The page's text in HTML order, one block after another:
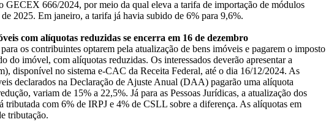
666/2024, por meio da qual eleva a tarifa de importação de módulos
2025. Em janeiro, a tarifa já havia subido de 6% para 9,6%.
com alíquotas reduzidas se encerra em 16 de dezembro
os contribuintes optarem pela atualização de bens imóveis e pagarem o imposto
do imóvel, com alíquotas reduzidas. Os interessados deverão apresentar a
disponível no sistema e-CAC da Receita Federal, até o dia 16/12/2024. As
declarados na Declaração de Ajuste Anual (DAA) pagarão uma alíquota
variam de 15% a 22,5%. Já para as Pessoas Jurídicas, a atualização dos
tributada com 6% de IRPJ e 4% de CSLL sobre a diferença. As alíquotas em
tributação.